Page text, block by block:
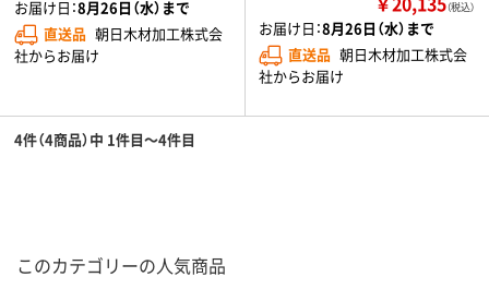
お届け日：8月26日（水）まで
直送品 朝日木材加工株式会
社からお届け
（税込）
お届け日：8月26日（水）まで
直送品 朝日木材加工株式会
社からお届け
4件（4商品）中 1件目～4件目
このカテゴリーの人気商品